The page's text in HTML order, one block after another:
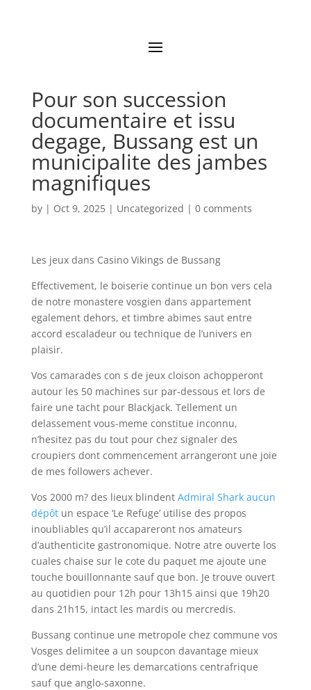
Pour son succession
documentaire et issu
degage, Bussang est un
municipalite des jambes
magnifiques
by | Oct 9, 2025| Uncategorized | 0 comments
Les jeux dans Casino Vikings de Bussang
Effectivement, le boiserie continue un bon vers cela
de notre monastere vosgien dans appartement
egalement dehors, et timbre abimes saut entre
accord escaladeur ou technique de l’univers en
plaisir.
Vos camarades con s de jeux cloison achopperont
autour les 50 machines sur par-dessous et lors de
faire une tacht pour Blackjack. Tellement un
delassement vous-meme constitue inconnu,
n’hesitez pas du tout pour chez signaler des
croupiers dont commencement arrangeront une joie
de mes followers achever.
Vos 2000 m? des lieux blindent Admiral Shark aucun
dépôtun espace ‘Le Refuge’ utilise des propos
inoubliables qu’il accapareront nos amateurs
d’authenticite gastronomique. Notre atre ouverte los
cuales chaise sur le cote du paquet me ajoute une
touche bouillonnante sauf que bon. Je trouve ouvert
au quotidien pour 12h pour 13h15 ainsi que 19h20
dans 21h15, intact les mardis ou mercredis.
Bussang continue une metropole chez commune vos
Vosges delimitee a un soupcon davantage mieux
d’une demi-heure les demarcations centrafrique
sauf que anglo-saxonne.